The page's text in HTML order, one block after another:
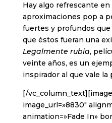
Hay algo refrescante
aproximaciones pop a
fuertes y profundos
que éstos fueran una
Legalmente rubia,
veinte años, es un
inspirador al que vale la
[/
image_url=»8830″
animation=»Fade In»